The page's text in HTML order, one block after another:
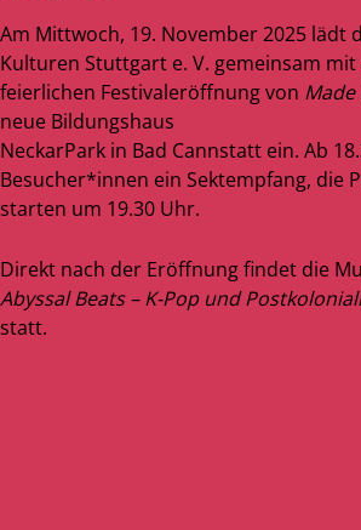
Am Mittwoch, 19. November 2025 lädt
Kulturen Stuttgart e. V. gemeinsam
feierlichen Festivaleröffnung von
neue Bildungshaus
NeckarPark in Bad Cannstatt ein. Ab
Besucher*innen ein Sektempfang, die
starten um 19.30 Uhr.
Direkt nach der Eröffnung findet die
Abyssal Beats – K-Pop und
statt.